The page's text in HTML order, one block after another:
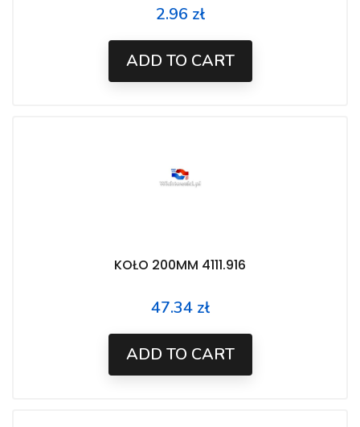
Price
2.96 zł
ADD TO CART
KOŁO 200MM 4111.916
Price
47.34 zł
ADD TO CART